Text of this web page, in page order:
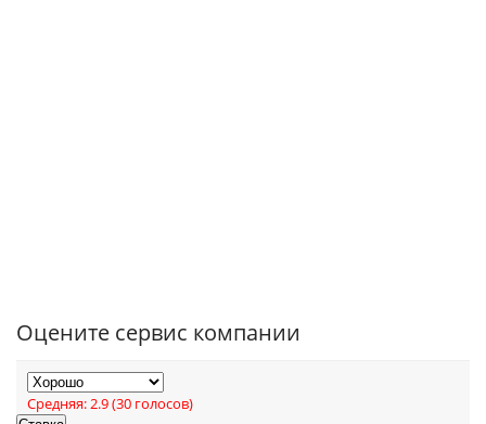
Оцените сервис компании
Средняя:2.9(30 голосов)